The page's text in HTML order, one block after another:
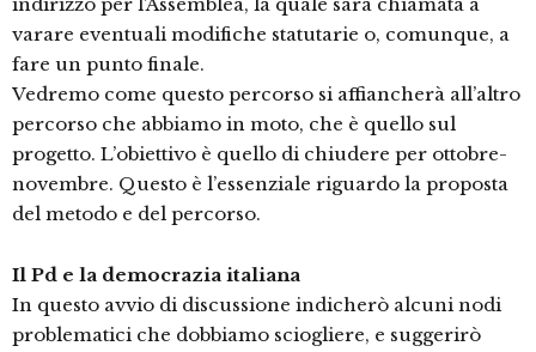
indirizzo per l’Assemblea, la quale sarà chiamata a
varare eventuali modifiche statutarie o, comunque, a
fare un punto finale.
Vedremo come questo percorso si affiancherà all’altro
percorso che abbiamo in moto, che è quello sul
progetto. L’obiettivo è quello di chiudere per ottobre-
novembre. Questo è l’essenziale riguardo la proposta
del metodo e del percorso.
Il Pd e la democrazia italiana
In questo avvio di discussione indicherò alcuni nodi
problematici che dobbiamo sciogliere, e suggerirò